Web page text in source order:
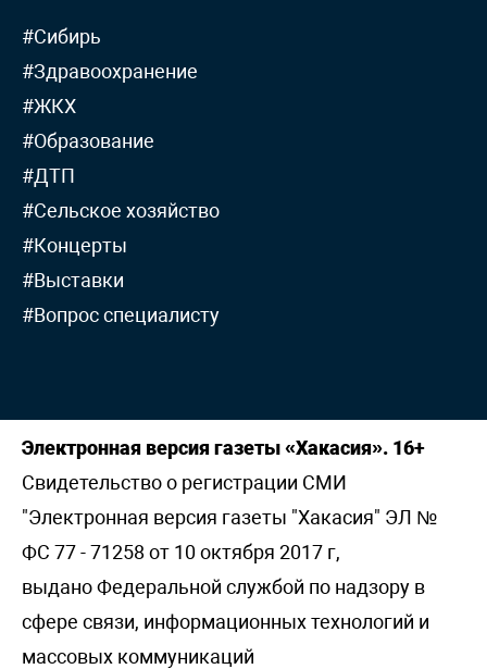
#Сибирь
#Здравоохранение
#ЖКХ
#Образование
#ДТП
#Сельское хозяйство
#Концерты
#Выставки
#Вопрос специалисту
Электронная версия газеты «Хакасия». 16+
Свидетельство о регистрации СМИ
"Электронная версия газеты "Хакасия" ЭЛ №
ФС 77 - 71258 от 10 октября 2017 г,
выдано Федеральной службой по надзору в
сфере связи, информационных технологий и
массовых коммуникаций